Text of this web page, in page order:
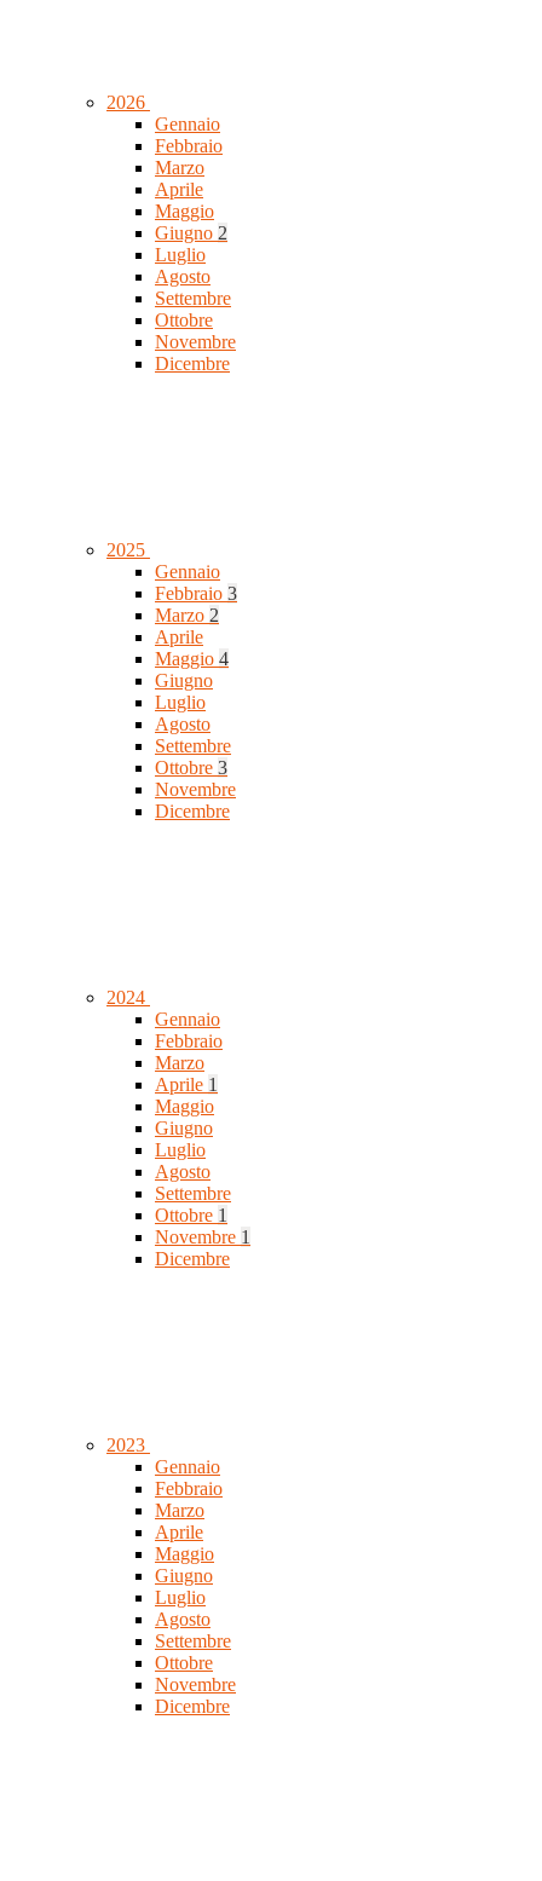
2026
Gennaio
Febbraio
Marzo
Aprile
Maggio
Giugno 2
Luglio
Agosto
Settembre
Ottobre
Novembre
Dicembre
2025
Gennaio
Febbraio 3
Marzo 2
Aprile
Maggio 4
Giugno
Luglio
Agosto
Settembre
Ottobre 3
Novembre
Dicembre
2024
Gennaio
Febbraio
Marzo
Aprile 1
Maggio
Giugno
Luglio
Agosto
Settembre
Ottobre 1
Novembre 1
Dicembre
2023
Gennaio
Febbraio
Marzo
Aprile
Maggio
Giugno
Luglio
Agosto
Settembre
Ottobre
Novembre
Dicembre